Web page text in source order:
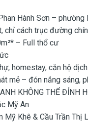
Hành Sơn –
chỉ cách trục đường
– Full thổ cư
homestay, căn hộ
mẻ – đón nắng sáng,
KHÔNG THỂ ĐỈNH
Mỹ An
Mỹ Khê & Cầu Trần Thị